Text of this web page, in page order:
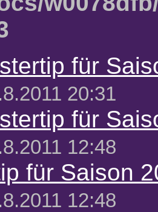
für
20:31
für
12:48
für Saison
12:48